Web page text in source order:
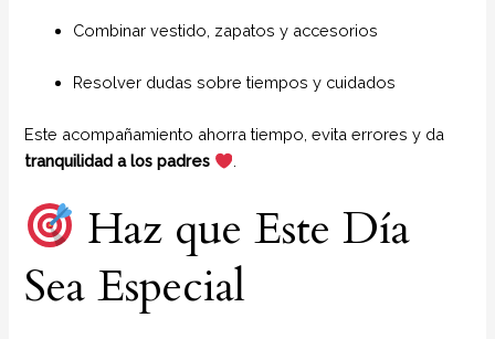
Combinar vestido, zapatos y accesorios
Resolver dudas sobre tiempos y cuidados
Este acompañamiento ahorra tiempo, evita errores y da
tranquilidad a los padres
Haz que Este Día
Sea Especial